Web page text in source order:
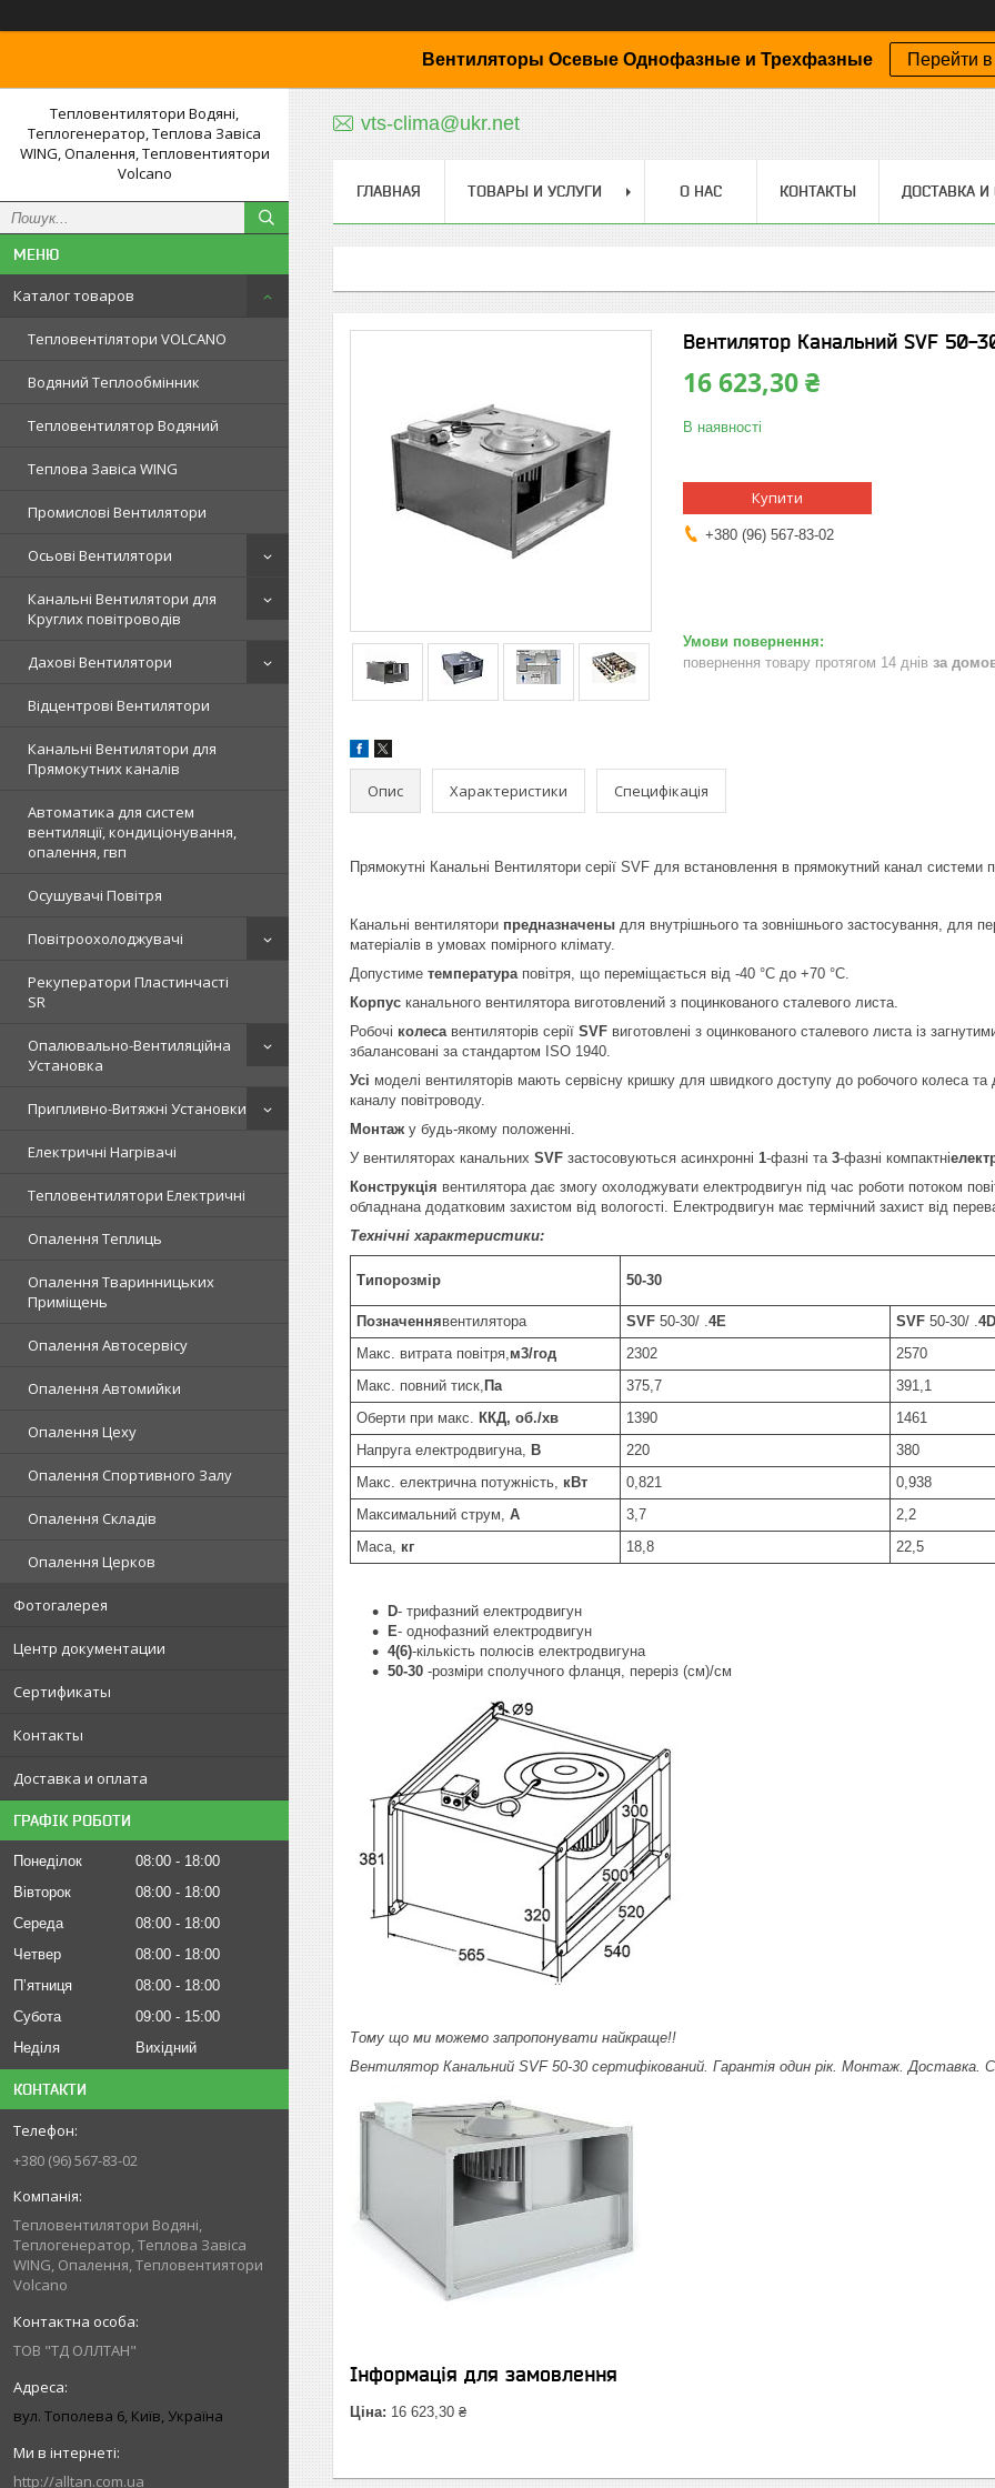
Вентиляторы Осевые Однофазные и Трехфазные Перейти
Тепловентилятори Водяні,
Теплогенератор, Теплова Завіса
WING, Опалення, Тепловентиятори
Volcano
Каталог товаров
Тепловентілятори VOLCANO
Водяний Теплообмінник
Тепловентилятор Водяний
Теплова Завіса WING
Промислові Вентилятори
Осьові Вентилятори
Канальні Вентилятори для
Круглих повітроводів
Дахові Вентилятори
Відцентрові Вентилятори
Канальні Вентилятори для
Прямокутних каналів
Автоматика для систем
вентиляції, кондиціонування,
опалення, гвп
Осушувачі Повітря
Повітроохолоджувачі
Рекуператори Пластинчасті
SR
Опалювально-Вентиляційна
Установка
Припливно-Витяжні Установки
Електричні Нагрівачі
Тепловентилятори Електричні
Опалення Теплиць
Опалення Тваринницьких
Приміщень
Опалення Автосервісу
Опалення Автомийки
Опалення Цеху
Опалення Спортивного Залу
Опалення Складів
Опалення Церков
Фотогалерея
Центр документации
Сертификаты
Контакты
Доставка и оплата
ГРАФІК РОБОТИ
Понеділок 08:00
18:00
Вівторок
08:00
18:00
Середа
08:00
18:00
Четвер
08:00
18:00
Пʼятниця
08:00
18:00
Субота
09:00
15:00
Неділя
Вихідний
КОНТАКТИ
+380 (96) 567-83-02
Тепловентилятори Водяні,
Теплогенератор, Теплова Завіса
WING, Опалення, Тепловентиятори
Volcano
ТОВ "ТД ОЛЛТАН"
вул. Тополева 6, Київ, Україна
http://alltan.com.ua
vts-clima@ukr.net
ГЛАВНАЯ ТОВАРЫ И УСЛУГИ О НАС КОНТАКТЫ ДОСТАВКА И
Вентилятор Канальний SVF 50-
16 623,30 ₴
В наявності
Купити
+380 (96) 567-83-02
повернення товару протягом 14 днів за
Опис Характеристики Специфікація
Прямокутні Канальні Вентилятори серії SVF для встановлення в прямокутний канал системи
Канальні вентилятори предназначены для внутрішнього та зовнішнього застосування, для
матеріалів в умовах помірного клімату.
Допустиме температураповітря, що переміщається від -40 °C до +70 °C.
Корпус канального вентилятора виготовлений з поцинкованого сталевого листа.
Робочі колесавентиляторів серії SVF виготовлені з оцинкованого сталевого листа із
збалансовані за стандартом ISO 1940.
Усі моделі вентиляторів мають сервісну кришку для швидкого доступу до робочого колеса
каналу повітроводу.
Монтаж у будь-якому положенні.
У вентиляторах канальних SVF застосовуються асинхронні 1-фазні та 3-фазні компактні
Конструкція вентилятора дає змогу охолоджувати електродвигун під час роботи потоком
обладнана додатковим захистом від вологості. Електродвигун має термічний захист від
Технічні характеристики:
Типорозмір 50-30
Позначеннявентилятора SVF 50-30/ .4E SVF 50-30/ .4D
Макс. витрата повітря,м3/год 2302 2570
Макс. повний тиск, Па 375,7 391,1
Оберти при макс. ККД, об./хв 1390 1461
Напруга електродвигуна, В 220 380
Макс. електрична потужність, кВт 0,821 0,938
Максимальний струм, А 3,7 2,2
Маса, кг 18,8 22,5
D- трифазний електродвигун
E- однофазний електродвигун
4(6)-кількість полюсів електродвигуна
50-30 -розміри сполучного фланця, переріз (см)/см
Тому що ми можемо запропонувати найкраще!!
Вентилятор Канальний SVF 50-30 сертифікований. Гарантія один рік. Монтаж. Доставка.
Інформація для замовлення
Ціна: 16 623,30 ₴